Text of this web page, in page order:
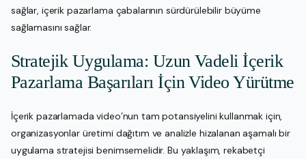
sağlar, içerik pazarlama çabalarının sürdürülebilir büyüme
sağlamasını sağlar.
Stratejik Uygulama: Uzun Vadeli İçerik
Pazarlama Başarıları İçin Video Yürütme
İçerik pazarlamada video’nun tam potansiyelini kullanmak için,
organizasyonlar üretimi dağıtım ve analizle hizalanan aşamalı bir
uygulama stratejisi benimsemelidir. Bu yaklaşım, rekabetçi